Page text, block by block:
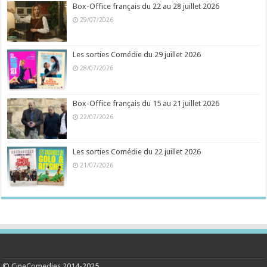
Box-Office français du 22 au 28 juillet 2026
29/07/2026
Les sorties Comédie du 29 juillet 2026
28/07/2026
Box-Office français du 15 au 21 juillet 2026
22/07/2026
Les sorties Comédie du 22 juillet 2026
21/07/2026